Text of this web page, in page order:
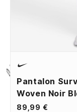
Pantalon
Woven Noir
89,99 €